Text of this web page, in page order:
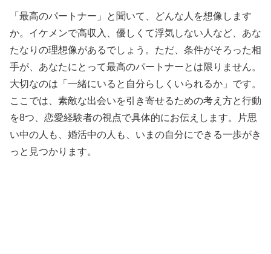
「最高のパートナー」と聞いて、どんな人を想像します
か。イケメンで高収入、優しくて浮気しない人など、あな
たなりの理想像があるでしょう。ただ、条件がそろった相
手が、あなたにとって最高のパートナーとは限りません。
大切なのは「一緒にいると自分らしくいられるか」です。
ここでは、素敵な出会いを引き寄せるための考え方と行動
を8つ、恋愛経験者の視点で具体的にお伝えします。片思
い中の人も、婚活中の人も、いまの自分にできる一歩がき
っと見つかります。